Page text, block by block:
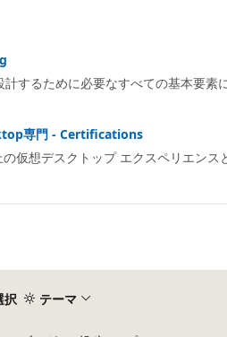
するために必要なすべての基本要素
専門 - Certifications
仮想デスクトップ エクスペリエンス
択 テーマ